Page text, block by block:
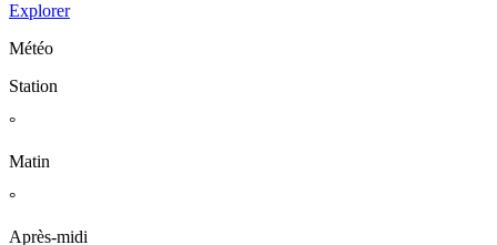
Explorer
Météo
Station
°
Matin
°
Après-midi